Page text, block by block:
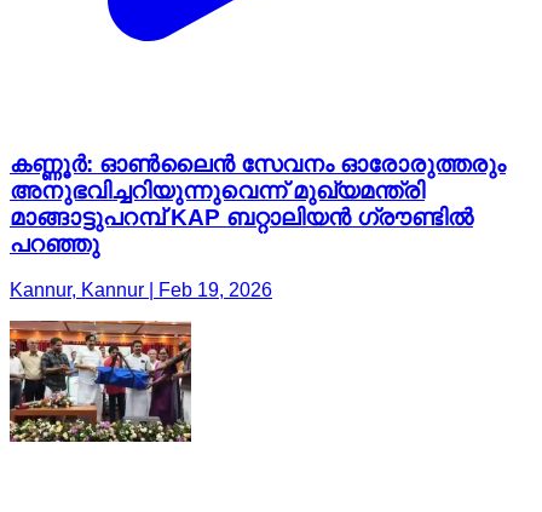
കണ്ണൂർ: ഓൺലൈൻ സേവനം ഓരോരുത്തരും
അനുഭവിച്ചറിയുന്നുവെന്ന് മുഖ്യമന്ത്രി
മാങ്ങാട്ടുപറമ്പ് KAP ബറ്റാലിയൻ ഗ്രൗണ്ടിൽ
പറഞ്ഞു
Kannur, Kannur | Feb 19, 2026